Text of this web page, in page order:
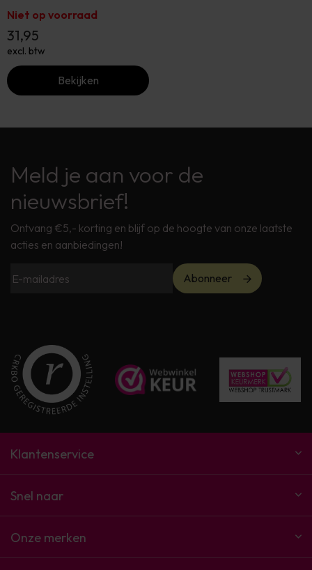
Niet op voorraad
31,95
excl. btw
Bekijken
Meld je aan voor de
nieuwsbrief!
Ontvang €5,- korting en blijf op de hoogte van onze laatste
acties en aanbiedingen!
Abonneer
Klantenservice
Snel naar
Onze merken